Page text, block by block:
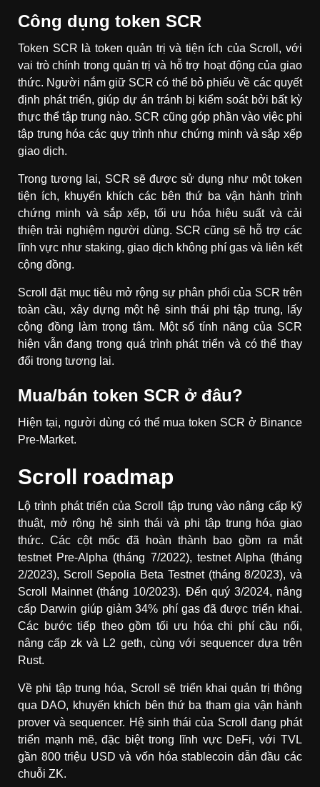
Công dụng token SCR
Token SCR là token quản trị và tiện ích của Scroll, với
vai trò chính trong quản trị và hỗ trợ hoạt động của giao
thức. Người nắm giữ SCR có thể bỏ phiếu về các quyết
định phát triển, giúp dự án tránh bị kiểm soát bởi bất kỳ
thực thể tập trung nào. SCR cũng góp phần vào việc phi
tập trung hóa các quy trình như chứng minh và sắp xếp
giao dịch.
Trong tương lai, SCR sẽ được sử dụng như một token
tiện ích, khuyến khích các bên thứ ba vận hành trình
chứng minh và sắp xếp, tối ưu hóa hiệu suất và cải
thiện trải nghiệm người dùng. SCR cũng sẽ hỗ trợ các
lĩnh vực như staking, giao dịch không phí gas và liên kết
cộng đồng.
Scroll đặt mục tiêu mở rộng sự phân phối của SCR trên
toàn cầu, xây dựng một hệ sinh thái phi tập trung, lấy
cộng đồng làm trọng tâm. Một số tính năng của SCR
hiện vẫn đang trong quá trình phát triển và có thể thay
đổi trong tương lai.
Mua/bán token SCR ở đâu?
Hiện tại, người dùng có thể mua token SCR ở Binance
Pre-Market.
Scroll roadmap
Lộ trình phát triển của Scroll tập trung vào nâng cấp kỹ
thuật, mở rộng hệ sinh thái và phi tập trung hóa giao
thức. Các cột mốc đã hoàn thành bao gồm ra mắt
testnet Pre-Alpha (tháng 7/2022), testnet Alpha (tháng
2/2023), Scroll Sepolia Beta Testnet (tháng 8/2023), và
Scroll Mainnet (tháng 10/2023). Đến quý 3/2024, nâng
cấp Darwin giúp giảm 34% phí gas đã được triển khai.
Các bước tiếp theo gồm tối ưu hóa chi phí cầu nối,
nâng cấp zk và L2 geth, cùng với sequencer dựa trên
Rust.
Về phi tập trung hóa, Scroll sẽ triển khai quản trị thông
qua DAO, khuyến khích bên thứ ba tham gia vận hành
prover và sequencer. Hệ sinh thái của Scroll đang phát
triển mạnh mẽ, đặc biệt trong lĩnh vực DeFi, với TVL
gần 800 triệu USD và vốn hóa stablecoin dẫn đầu các
chuỗi ZK.